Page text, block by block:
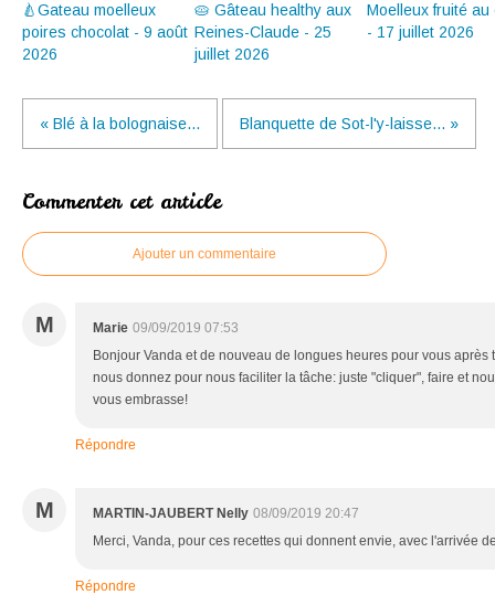
🍐Gateau moelleux
poires chocolat - 9 août
2026
🥧 Gâteau healthy aux
Reines-Claude - 25
juillet 2026
Moelleux fruité au
- 17 juillet 2026
« Blé à la bolognaise... Blanquette de Sot-l'y-laisse... »
Commenter cet article
Ajouter un commentaire
M Marie 09/09/2019 07:53
Bonjour Vanda et de nouveau de longues heures pour vous après
nous donnez pour nous faciliter la tâche: juste "cliquer", faire et
vous embrasse!
Répondre
M MARTIN-JAUBERT Nelly 08/09/2019 20:47
Merci, Vanda, pour ces recettes qui donnent envie, avec l'arrivée
Répondre